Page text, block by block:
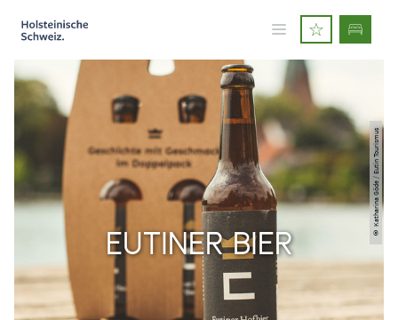
© Katharina Göde / Eutin Tourismus
EUTINER BIER